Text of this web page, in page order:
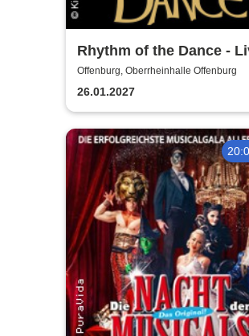
Rhythm of the Dance -
2027
Offenburg, Oberrheinhalle Offenburg
26.01.2027